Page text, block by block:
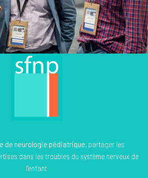
de neurologie pédiatrique, partager les
dans les troubles du système nerveux de
l’enfant